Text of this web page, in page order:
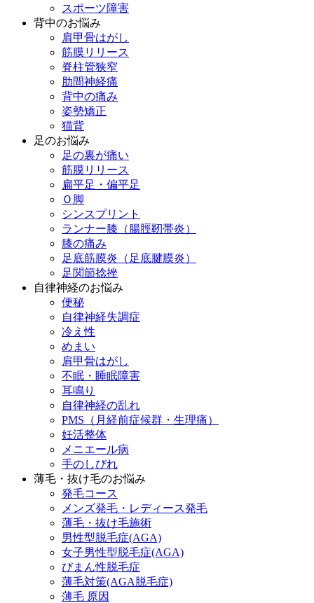
スポーツ障害
背中のお悩み
肩甲骨はがし
筋膜リリース
脊柱管狭窄
肋間神経痛
背中の痛み
姿勢矯正
猫背
足のお悩み
足の裏が痛い
筋膜リリース
扁平足・偏平足
Ｏ脚
シンスプリント
ランナー膝（腸脛靭帯炎）
膝の痛み
足底筋膜炎（足底腱膜炎）
足関節捻挫
自律神経のお悩み
便秘
自律神経失調症
冷え性
めまい
肩甲骨はがし
不眠・睡眠障害
耳鳴り
自律神経の乱れ
PMS（月経前症候群・生理痛）
妊活整体
メニエール病
手のしびれ
薄毛・抜け毛のお悩み
発毛コース
メンズ発毛・レディース発毛
薄毛・抜け毛施術
男性型脱毛症(AGA)
女子男性型脱毛症(AGA)
びまん性脱毛症
薄毛対策(AGA脱毛症)
薄毛 原因